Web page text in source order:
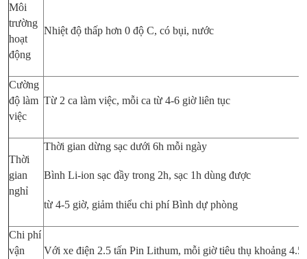
Môi
trường
hoạt
động
Nhiệt độ thấp hơn 0 độ C, có bụi, nước
Cường
độ làm
việc
Từ 2 ca làm việc, mỗi ca từ 4-6 giờ liên tục
Thời
gian
nghỉ
Thời gian dừng sạc dưới 6h mỗi ngày
Bình Li-ion sạc đầy trong 2h, sạc 1h dùng được
từ 4-5 giờ, giảm thiểu chi phí Bình dự phòng
Chi phí
vận
Với xe điện 2.5 tấn Pin Lithum, mỗi giờ tiêu thụ khoảng